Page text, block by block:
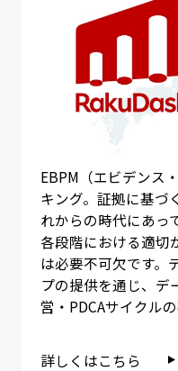
EBPM（エビデンス
キング。証拠に基づ
れからの時代にあっ
各段階における適切
は必要不可欠です。
プの提供を通じ、デ
営・PDCAサイクル
詳しくはこちら